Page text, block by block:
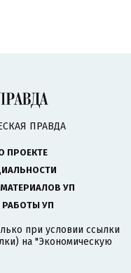
ПРАВДА
ПРОЕКТЕ
УП
УП
при условии ссылки
на "Экономическую